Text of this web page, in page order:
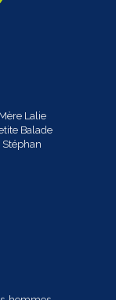
Mère Lalie
Balade
Stéphan